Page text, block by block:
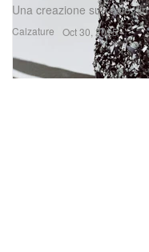
Calzature
Una creazione surreale,
Oct 30, 2025